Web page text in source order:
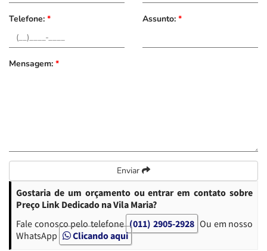
Telefone: * Assunto: *
Mensagem: *
Enviar
Gostaria de um orçamento ou entrar em contato sobre
Preço Link Dedicado na Vila Maria?
Fale conosco pelo telefone (011) 2905-2928 Ou em nosso
WhatsApp
Clicando aqui